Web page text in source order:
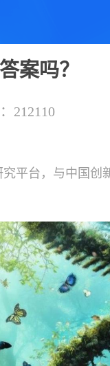
案吗？
212110
平台，与中国创